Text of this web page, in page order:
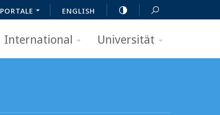
PORTALE ENGLISH
International Universität